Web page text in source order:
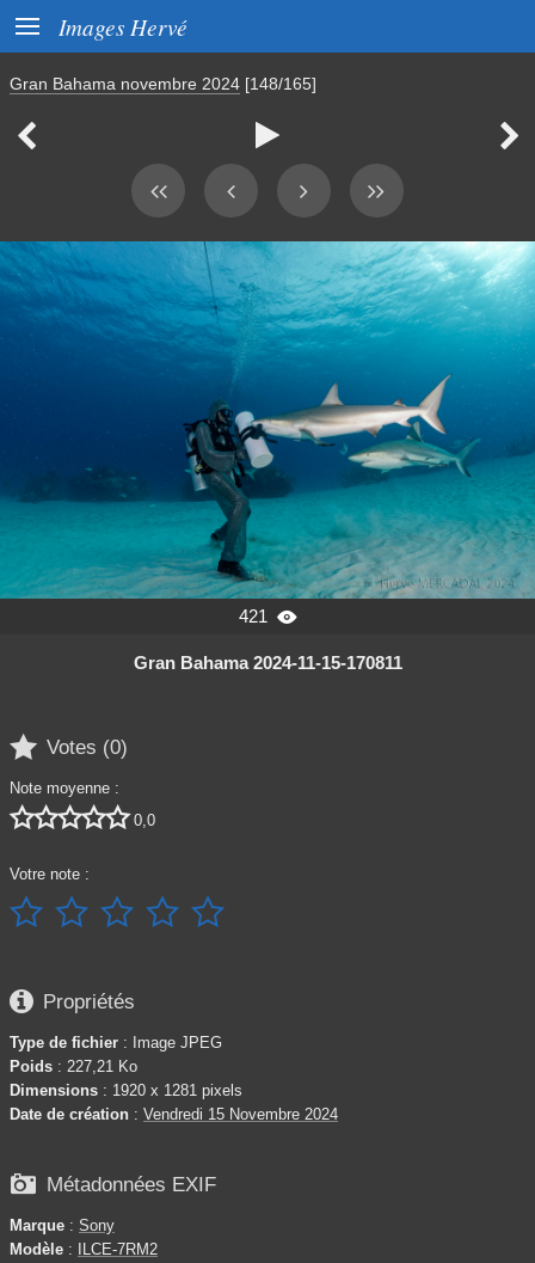
 Images Hervé
Gran Bahama novembre 2024 [148/165]
  
421 
Gran Bahama 2024-11-15-170811
 Votes (0)
Note moyenne :
 0,0
Votre note :
    
 Propriétés
Type de fichier : Image JPEG
Poids : 227,21 Ko
Dimensions : 1920 x 1281 pixels
Date de création : Vendredi 15 Novembre 2024
 Métadonnées EXIF
Marque : Sony
Modèle :
ILCE-7RM2